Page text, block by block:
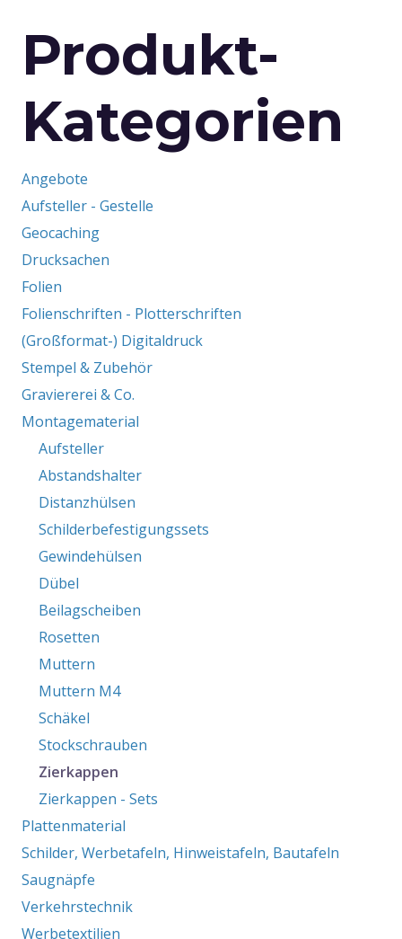
Produkt-
Kategorien
Angebote
Aufsteller - Gestelle
Geocaching
Drucksachen
Folien
Folienschriften - Plotterschriften
(Großformat-) Digitaldruck
Stempel & Zubehör
Graviererei & Co.
Montagematerial
Aufsteller
Abstandshalter
Distanzhülsen
Schilderbefestigungssets
Gewindehülsen
Dübel
Beilagscheiben
Rosetten
Muttern
Muttern M4
Schäkel
Stockschrauben
Zierkappen
Zierkappen - Sets
Plattenmaterial
Schilder, Werbetafeln, Hinweistafeln, Bautafeln
Saugnäpfe
Verkehrstechnik
Werbetextilien